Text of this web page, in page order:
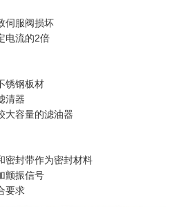
伺服阀损坏
电流的2倍
锈钢板材
清器
大容量的滤油器
密封带作为密封材料
颤振信号
要求